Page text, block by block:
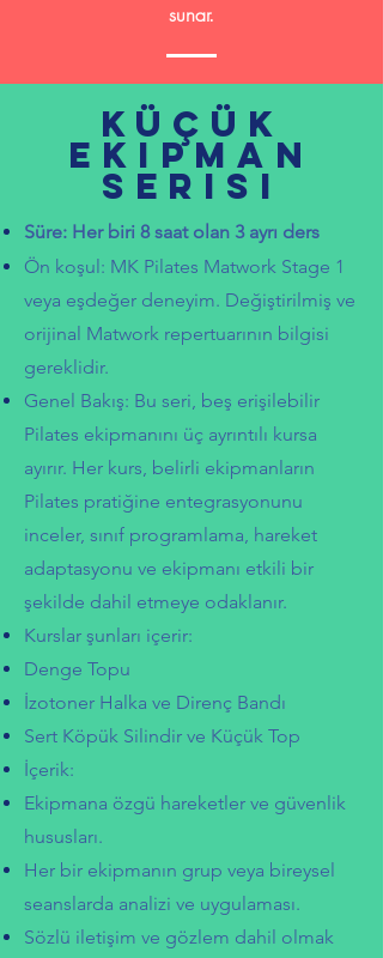
sunar.
Küçük
ekipman
serisi
Süre: Her biri 8 saat olan 3 ayrı ders
Ön koşul: MK Pilates Matwork Stage 1
veya eşdeğer deneyim. Değiştirilmiş ve
orijinal Matwork repertuarının bilgisi
gereklidir.
Genel Bakış: Bu seri, beş erişilebilir
Pilates ekipmanını üç ayrıntılı kursa
ayırır. Her kurs, belirli ekipmanların
Pilates pratiğine entegrasyonunu
inceler, sınıf programlama, hareket
adaptasyonu ve ekipmanı etkili bir
şekilde dahil etmeye odaklanır.
Kurslar şunları içerir:
Denge Topu
İzotoner Halka ve Direnç Bandı
Sert Köpük Silindir ve Küçük Top
İçerik:
Ekipmana özgü hareketler ve güvenlik
hususları.
Her bir ekipmanın grup veya bireysel
seanslarda analizi ve uygulaması.
Sözlü iletişim ve gözlem dahil olmak